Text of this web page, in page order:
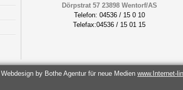
Dörpstrat 57 23898 Wentorf/AS
Telefon: 04536 / 15 0 10
Telefax:04536 / 15 01 15
Webdesign by Bothe Agentur für neue Medien www.Internet-